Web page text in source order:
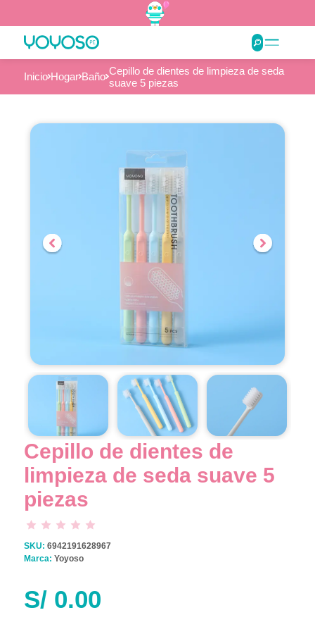
Inicio Hogar Baño Cepillo de dientes de limpieza de seda
suave 5 piezas
Cepillo de dientes de
limpieza de seda suave 5
piezas
SKU: 6942191628967
Marca: Yoyoso
S/0.00